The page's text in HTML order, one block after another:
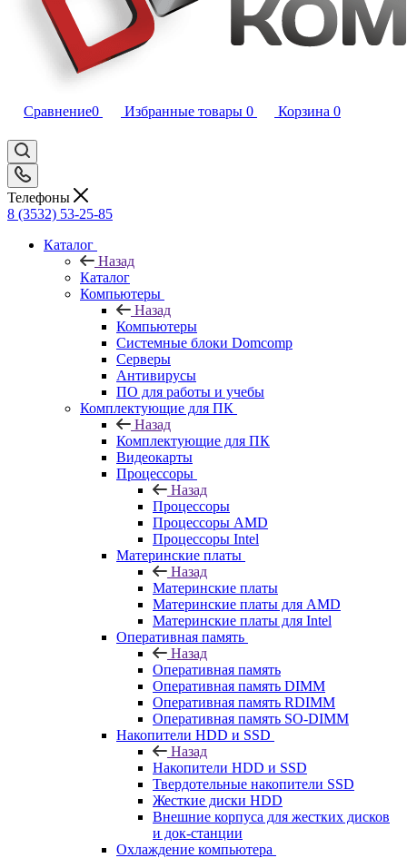
Сравнение0 Избранные товары 0 Корзина 0
Телефоны
8 (3532) 53-25-85
Каталог
Назад
Каталог
Компьютеры
Назад
Компьютеры
Системные блоки Domcomp
Серверы
Антивирусы
ПО для работы и учебы
Комплектующие для ПК
Назад
Комплектующие для ПК
Видеокарты
Процессоры
Назад
Процессоры
Процессоры AMD
Процессоры Intel
Материнские платы
Назад
Материнские платы
Материнские платы для AMD
Материнские платы для Intel
Оперативная память
Назад
Оперативная память
Оперативная память DIMM
Оперативная память RDIMM
Оперативная память SO-DIMM
Накопители HDD и SSD
Назад
Накопители HDD и SSD
Твердотельные накопители SSD
Жесткие диски HDD
Внешние корпуса для жестких дисков
и док-станции
Охлаждение компьютера